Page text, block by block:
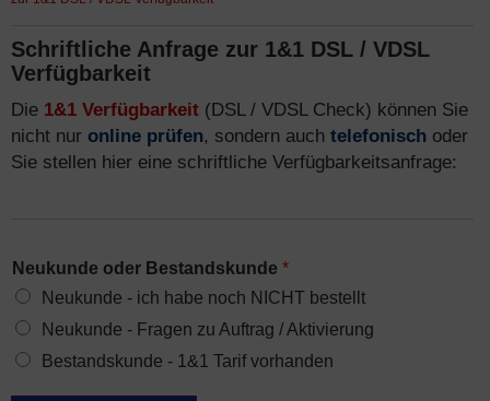
Schriftliche Anfrage zur 1&1 DSL / VDSL
Verfügbarkeit
Die 1&1 Verfügbarkeit (DSL / VDSL Check) können Sie
nicht nur online prüfen, sondern auch telefonisch oder
Sie stellen hier eine schriftliche Verfügbarkeitsanfrage:
Neukunde oder Bestandskunde *
Neukunde - ich habe noch NICHT bestellt
Neukunde - Fragen zu Auftrag / Aktivierung
Bestandskunde - 1&1 Tarif vorhanden